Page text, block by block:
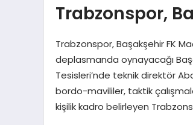
Trabzonspor,
Trabzonspor, Başakşehir FK
deplasmanda oynayacağı
Tesisleri’nde teknik direktör
bordo-mavililer, taktik
kişilik kadro belirleyen